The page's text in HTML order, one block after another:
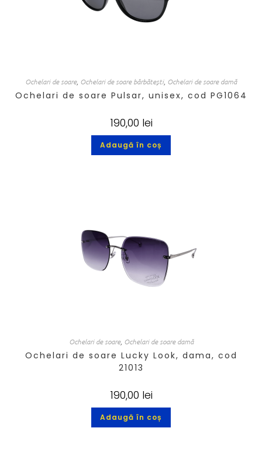
Ochelari de soare, Ochelari de soare bărbătești, Ochelari de soare damă
Ochelari de soare Pulsar, unisex, cod PG1064
190,00 lei
Adaugă în coș
Ochelari de soare, Ochelari de soare damă
Ochelari de soare Lucky Look, dama, cod
21013
190,00 lei
Adaugă în coș